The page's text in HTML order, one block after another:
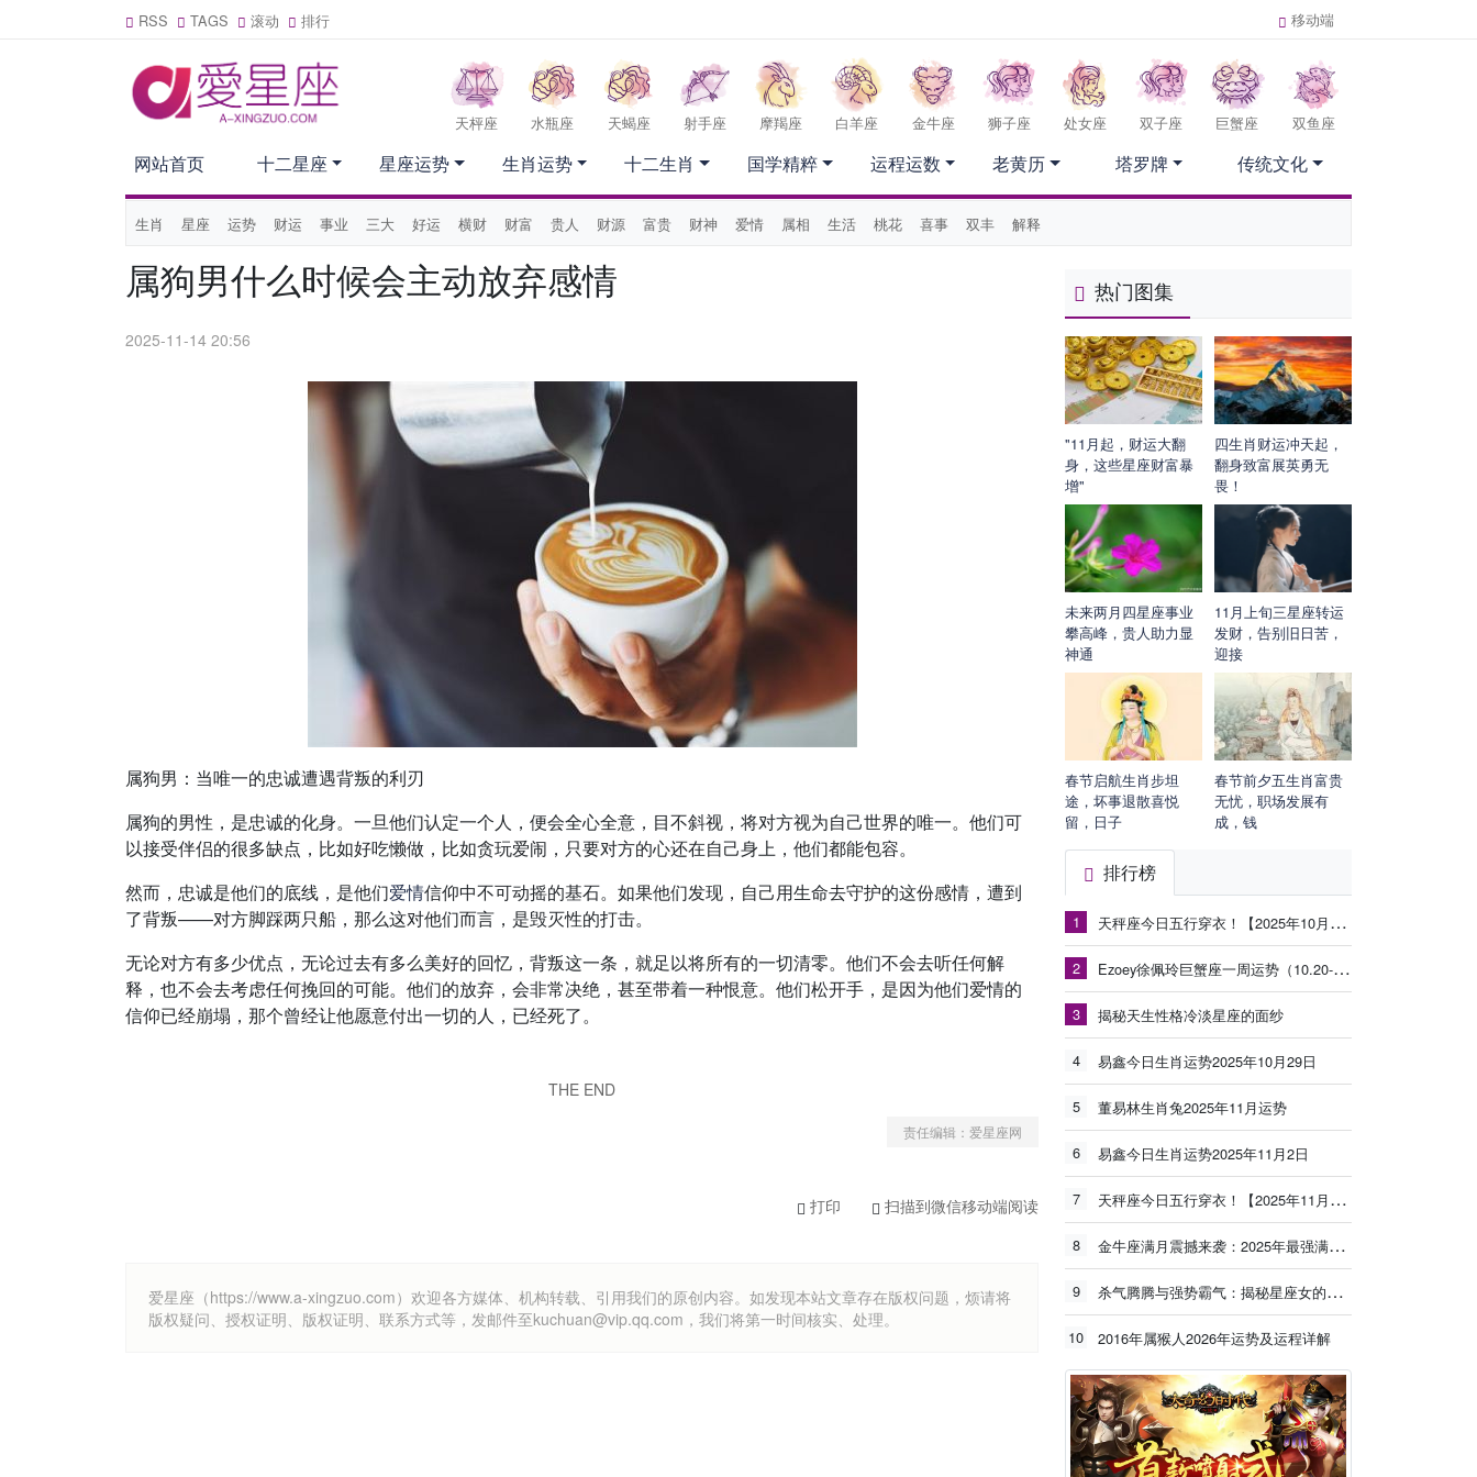
RSS TAGS 滚动 排行 移动端
天枰座 水瓶座 天蝎座 射手座 摩羯座 白羊座 金牛座 狮子座 处女座 双子座 巨蟹座 双鱼座
网站首页
生肖 星座 运势 财运 事业 三大 好运 横财 财富 贵人 财源 富贵 财神 爱情 属相 生活 桃花 喜事 双丰 解释
十二星座 星座运势 生肖运势 十二生肖 国学精粹 运程运数 老黄历 塔罗牌 传统文化
属狗男什么时候会主动放弃感情
2025-11-14 20:56
属狗男：当唯一的忠诚遭遇背叛的利刃
属狗的男性，是忠诚的化身。一旦他们认定一个人，便会全心全意，目不斜视，将对方视为自己世界的唯一。他们可
以接受伴侣的很多缺点，比如好吃懒做，比如贪玩爱闹，只要对方的心还在自己身上，他们都能包容。
然而，忠诚是他们的底线，是他们爱情信仰中不可动摇的基石。如果他们发现，自己用生命去守护的这份感情，遭到
了背叛——对方脚踩两只船，那么这对他们而言，是毁灭性的打击。
无论对方有多少优点，无论过去有多么美好的回忆，背叛这一条，就足以将所有的一切清零。他们不会去听任何解
释，也不会去考虑任何挽回的可能。他们的放弃，会非常决绝，甚至带着一种恨意。他们松开手，是因为他们爱情的
信仰已经崩塌，那个曾经让他愿意付出一切的人，已经死了。
THE END
责任编辑：爱星座网
打印 扫描到微信移动端阅读
爱星座（https://www.a-xingzuo.com）欢迎各方媒体、机构转载、引用我们的原创内容。如发现本站文章存在版权问题，烦请将
版权疑问、授权证明、版权证明、联系方式等，发邮件至kuchuan@vip.qq.com，我们将第一时间核实、处理。
热门图集
"11月起，财运大翻
身，这些星座财富暴
增"
四生肖财运冲天起，
翻身致富展英勇无
畏！
未来两月四星座事业
攀高峰，贵人助力显
神通
11月上旬三星座转运
发财，告别旧日苦，
迎接
春节启航生肖步坦
途，坏事退散喜悦
留，日子
春节前夕五生肖富贵
无忧，职场发展有
成，钱
排行榜
1 天秤座今日五行穿衣！【2025年10月14日】
2 Ezoey徐佩玲巨蟹座一周运势（10.20-10.26）
3 揭秘天生性格冷淡星座的面纱
4 易鑫今日生肖运势2025年10月29日
5 董易林生肖兔2025年11月运势
6 易鑫今日生肖运势2025年11月2日
7 天秤座今日五行穿衣！【2025年11月3日】
8 金牛座满月震撼来袭：2025年最强满月能量冲击旧有模式，新的丰盛正在生长！
9 杀气腾腾与强势霸气：揭秘星座女的独特魅力
10 2016年属猴人2026年运势及运程详解